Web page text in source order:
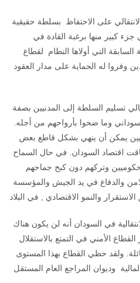
على الاحتفاظ بسلطة حقيقية
كبير منها برغبة القادة في
السابقة التي أولاها النظام لقطاع
وفروا له الحماية على مدار العقود
تسليم السلطة إلى المدنيين بصفة
وما ضحوا بأرواحهم من أجله.
يمكن أن ينهي بشكل قاطع بعض
اقتصاد السودان. في حال السماح
وتركهم دون كبح جماحهم
والدفاع في يد الجيش والمؤسسة
في السودان أنه لن يكون هناك
الأمني في التمتع بالاستقلال
ولقد حظي القطاع بهذا المستوى
وديوان المراجع العام المستقل